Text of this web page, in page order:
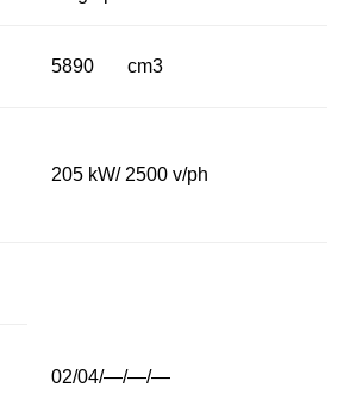
5890 cm3
205 kW/ 2500 v/ph
02/04/—/—/—